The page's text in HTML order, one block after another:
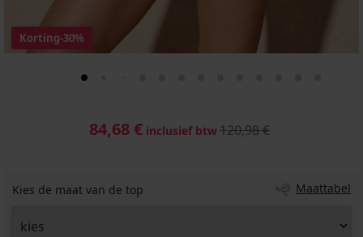
Korting-30%
84,68 € inclusief btw120,98 €
Kies de maat van de top Maattabel